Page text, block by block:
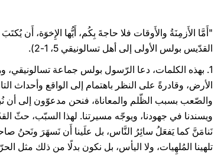
"أَمَّا الأَزمِنَةُ والأَوقات فلا حاجةَ بِكُم، أَيُّها الإِخوَة، أَن
القدّيس بولس الأولى إلى أهل تسالونيقي 5، 1-2).
1. بهذه الكلمات، دعا الرّسول بولس جماعة تسالونيقي،
الأرض، وقادرةً على النظر باهتمام إلى الواقع وأحداث
والصّعب بسبب الظّلم والمعاناة، فنحن مدعوّون إلى أن
ويسندنا في جهودنا، ويوجّه مسيرتنا. لهذا السبّب، حثّ
تلهينا المُلهِيات، ولا اليأس، بل نكون بدلًا من ذلك مثل